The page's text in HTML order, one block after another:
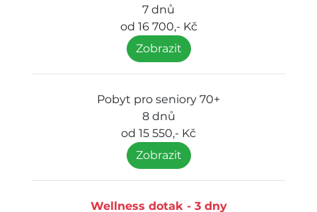
7 dnů
od 16 700,- Kč
Zobrazit
Pobyt pro seniory 70+
8 dnů
od 15 550,- Kč
Zobrazit
Wellness dotak - 3 dny